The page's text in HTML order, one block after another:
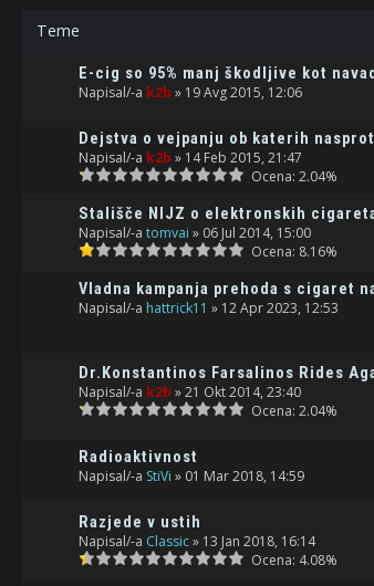
Teme
E-cig so 95% manj škodljive kot
Napisal/-a k2b » 19 Avg 2015, 12:06
Dejstva o vejpanju ob katerih
Napisal/-a k2b » 14 Feb 2015, 21:47
Ocena: 2.04%
Stališče NIJZ o elektronskih
Napisal/-a tomvai » 06 Jul 2014, 15:00
Ocena: 8.16%
Vladna kampanja prehoda s cigaret
Napisal/-a hattrick11 » 12 Apr 2023, 12:53
Dr.Konstantinos Farsalinos Rides
Napisal/-a k2b » 21 Okt 2014, 23:40
Ocena: 2.04%
Radioaktivnost
Napisal/-a StiVi » 01 Mar 2018, 14:59
Razjede v ustih
Napisal/-a Classic» 13 Jan 2018, 16:14
Ocena: 4.08%